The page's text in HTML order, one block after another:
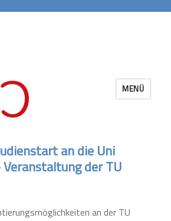
MENÜ
an die Uni
der TU
an der TU